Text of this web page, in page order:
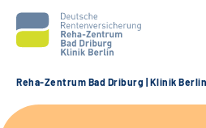
Unsere Klinik
Reha-Zentrum Bad Driburg | Klinik Berlin